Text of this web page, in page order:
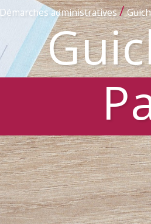
Démarches administratives/